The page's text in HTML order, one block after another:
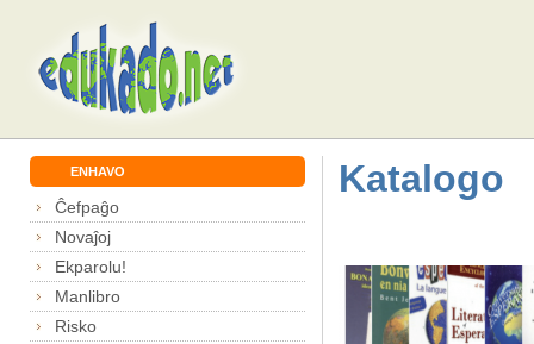
ENHAVO
Ĉefpaĝo
Novaĵoj
Ekparolu!
Manlibro
Risko
Katalogo